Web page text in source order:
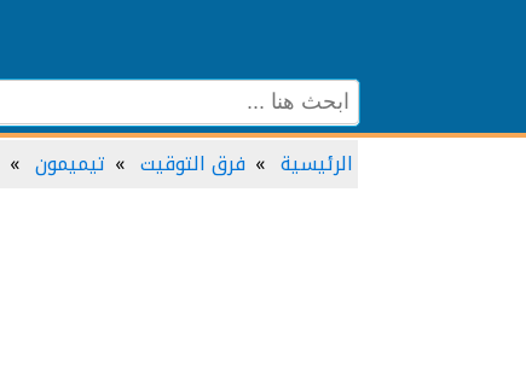
الرئيسية فرق التوقيت تيميمون